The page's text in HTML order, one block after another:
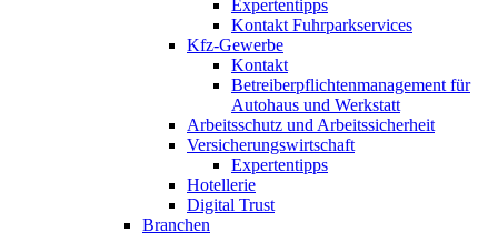
Expertentipps
Kontakt Fuhrparkservices
Kfz-Gewerbe
Kontakt
Betreiberpflichtenmanagement für
Autohaus und Werkstatt
Arbeitsschutz und Arbeitssicherheit
Versicherungswirtschaft
Expertentipps
Hotellerie
Digital Trust
Branchen